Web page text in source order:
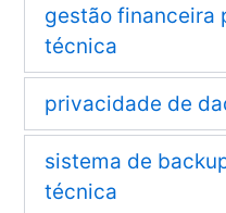
gestão financeira
técnica
privacidade de
sistema de
técnica